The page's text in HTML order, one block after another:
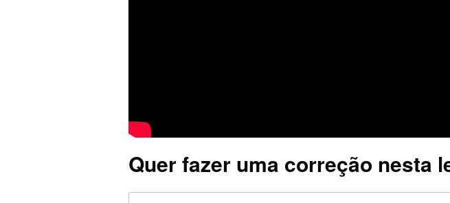
Quer fazer uma correção nesta